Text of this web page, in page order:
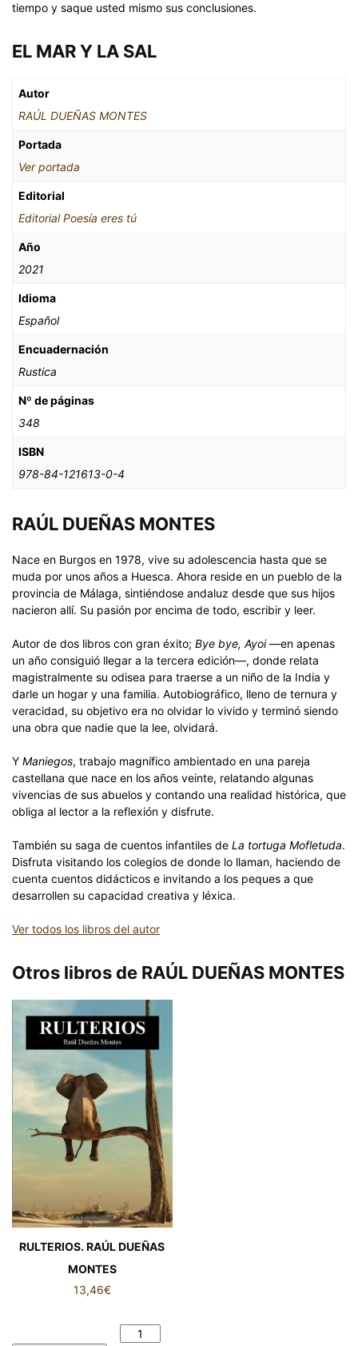
tiempo y saque usted mismo sus conclusiones.
EL MAR Y LA SAL
Autor
RAÚL DUEÑAS MONTES
Portada
Ver portada
Editorial
Editorial Poesía eres tú
Año
2021
Idioma
Español
Encuadernación
Rustica
Nº de páginas
348
ISBN
978-84-121613-0-4
RAÚL DUEÑAS MONTES
Nace en Burgos en 1978, vive su adolescencia hasta que se
muda por unos años a Huesca. Ahora reside en un pueblo de la
provincia de Málaga, sintiéndose andaluz desde que sus hijos
nacieron allí. Su pasión por encima de todo, escribir y leer.
Autor de dos libros con gran éxito; Bye bye, Ayoi—en apenas
un año consiguió llegar a la tercera edición—, donde relata
magistralmente su odisea para traerse a un niño de la India y
darle un hogar y una familia. Autobiográfico, lleno de ternura y
veracidad, su objetivo era no olvidar lo vivido y terminó siendo
una obra que nadie que la lee, olvidará.
Y Maniegos, trabajo magnífico ambientado en una pareja
castellana que nace en los años veinte, relatando algunas
vivencias de sus abuelos y contando una realidad histórica, que
obliga al lector a la reflexión y disfrute.
También su saga de cuentos infantiles de La tortuga Mofletuda.
Disfruta visitando los colegios de donde lo llaman, haciendo de
cuenta cuentos didácticos e invitando a los peques a que
desarrollen su capacidad creativa y léxica.
Ver todos los libros del autor
Otros libros de RAÚL DUEÑAS MONTES
RULTERIOS. RAÚL DUEÑAS
MONTES
13,46€